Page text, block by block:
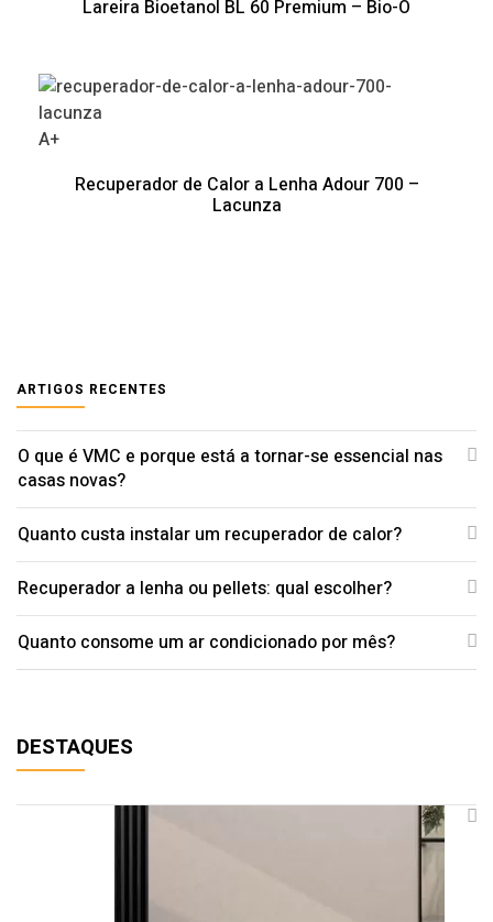
Lareira Bioetanol BL 60 Premium – Bio-O
A+
Recuperador de Calor a Lenha Adour 700 –
Lacunza
ARTIGOS RECENTES
O que é VMC e porque está a tornar-se essencial nas
casas novas?
Quanto custa instalar um recuperador de calor?
Recuperador a lenha ou pellets: qual escolher?
Quanto consome um ar condicionado por mês?
DESTAQUES